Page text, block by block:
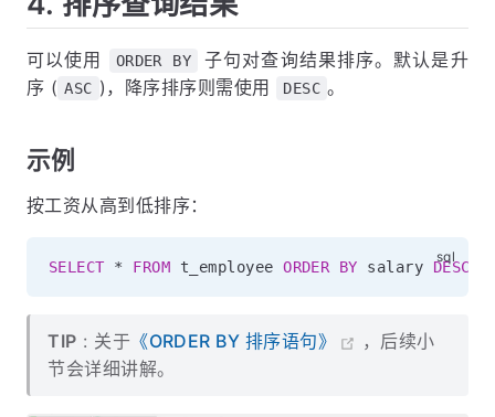
可以使用 ORDER BY
子句对查询结果排序。默认是升
序 ( ASC )，降序排序则需使用 DESC 。
示例
按工资从高到低排序：
SELECT * FROM t_employee ORDER BY salary DESC
TIP : 关于 《ORDER BY 排序语句》
，后续小
节会详细讲解。